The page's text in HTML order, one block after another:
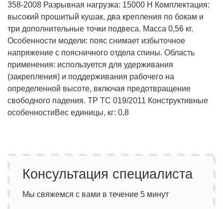
358-2008 Разрывная нагрузка: 15000 Н Комплектация:
высокий прошитый кушак, два крепления по бокам и
три дополнительные точки подвеса. Масса 0,56 кг.
Особенности модели: пояс снимает избыточное
напряжение с поясничного отдела спины. Область
применения: используется для удерживания
(закрепления) и поддерживания рабочего на
определенной высоте, включая предотвращение
свободного падения. ТР ТС 019/2011 Конструктивные
особенностиВес единицы, кг: 0,8
Консультация специалиста
Мы свяжемся с вами в течение 5 минут